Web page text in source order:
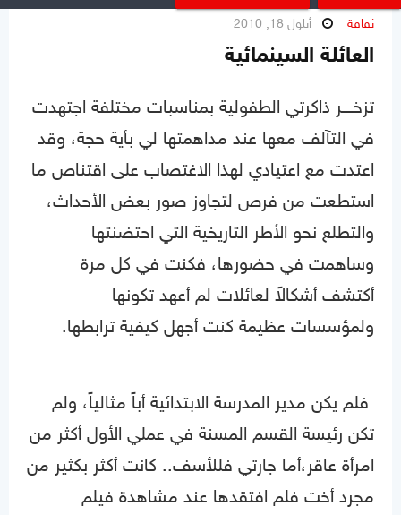
ثقافة أيلول 18, 2010
العائلة السينمائية
تزخــــر ذاكرتي الطفولية بمناسبات مختلفة اجتهدت
في التآلف معها عند مداهمتها لي بأية حجة، وقد
اعتدت مع اعتيادي لهذا الاغتصاب على اقتناص ما
استطعت من فرص لتجاوز صور بعض الأحداث،
والتطلع نحو الأطر التاريخية التي احتضنتها
وساهمت في حضورها، فكنت في كل مرة
أكتشف أشكالاً لعائلات لم أعهد تكونها
ولمؤسسات عظيمة كنت أجهل كيفية ترابطها.
فلم يكن مدير المدرسة الابتدائية أباً مثالياً، ولم
تكن رئيسة القسم المسنة في عملي الأول أكثر من
امرأة عاقر،أما جارتي فللأسف.. كانت أكثر بكثير من
مجرد أخت فلم افتقدها عند مشاهدة فيلم